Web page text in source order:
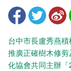
台中市長盧秀燕
推廣正確樹木修
化協會共同主辦